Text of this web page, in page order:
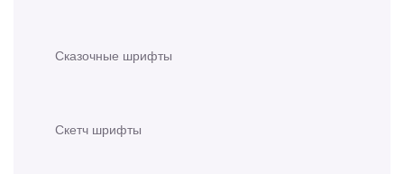
Сказочные шрифты
Скетч шрифты